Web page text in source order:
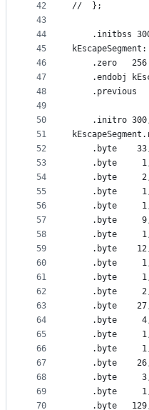
42
43
44
45
46
47
48
49
50
51
52
53
54
55
56
57
58
59
60
61
62
63
64
65
66
67
68
69
70
//	};
.initbss
kEscapeSegment:
	.zero	256
	.previous
.initro